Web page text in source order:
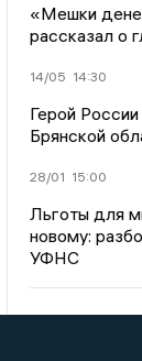
«Мешки
рассказал о
14/05 14:30
Герой
Брянской
28/01 15:00
Льготы для
новому:
УФНС